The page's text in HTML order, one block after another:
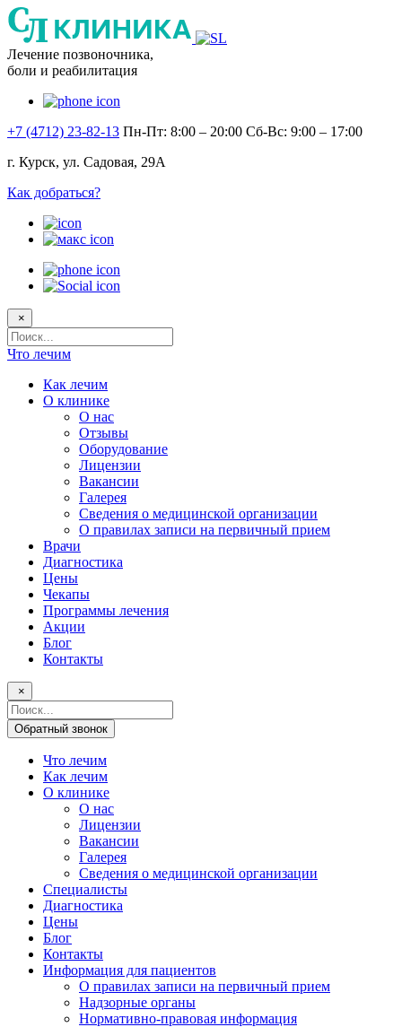
Лечение позвоночника,
боли и реабилитация
+7 (4712) 23-82-13 Пн-Пт: 8:00 – 20:00 Сб-Вс: 9:00 – 17:00
г. Курск, ул. Садовая, 29А
Как добраться?
×
Поисковый
запрос
Что лечим
Как лечим
О клинике
О нас
Отзывы
Оборудование
Лицензии
Вакансии
Галерея
Сведения о медицинской организации
О правилах записи на первичный прием
Врачи
Диагностика
Цены
Чекапы
Программы лечения
Акции
Блог
Контакты
×
Поисковый
запрос
Обратный звонок
Что лечим
Как лечим
О клинике
О нас
Лицензии
Вакансии
Галерея
Сведения о медицинской организации
Специалисты
Диагностика
Цены
Блог
Контакты
Информация для пациентов
О правилах записи на первичный прием
Надзорные органы
Нормативно-правовая информация